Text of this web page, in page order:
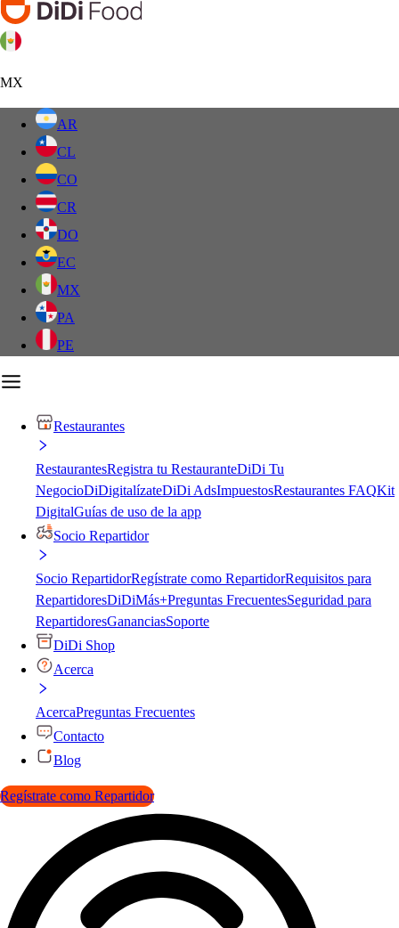
MX
AR
CL
CO
CR
DO
EC
MX
PA
PE
Restaurantes
RestaurantesRegistra tu RestauranteDiDi Tu
NegocioDiDigitalízateDiDi AdsImpuestosRestaurantes FAQKit
DigitalGuías de uso de la app
Socio Repartidor
Socio RepartidorRegístrate como RepartidorRequisitos para
RepartidoresDiDiMás+Preguntas FrecuentesSeguridad para
RepartidoresGananciasSoporte
DiDi Shop
Acerca
AcercaPreguntas Frecuentes
Contacto
Blog
Regístrate como Repartidor